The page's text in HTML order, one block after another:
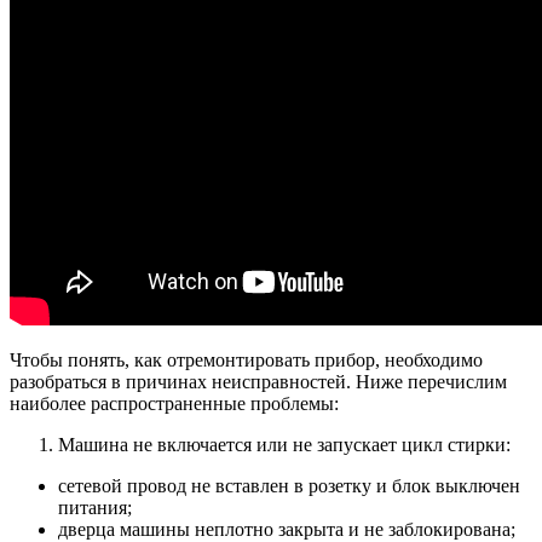
Чтобы понять, как отремонтировать прибор, необходимо
разобраться в причинах неисправностей. Ниже перечислим
наиболее распространенные проблемы:
Машина не включается или не запускает цикл стирки:
сетевой провод не вставлен в розетку и блок выключен
питания;
дверца машины неплотно закрыта и не заблокирована;